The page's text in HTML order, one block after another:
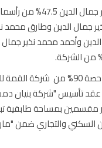
ويملك محمد نذير جمال الدين
الدين وطارق محمد نذير
ويملك نذير الدين حصة 90% من شركة
2018 عقد تأسيس "شركة بنيان
والتجاري ضمن "ماروتا